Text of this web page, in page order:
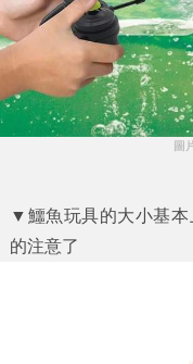
圖
▼鱷魚玩具的大小基
的注意了